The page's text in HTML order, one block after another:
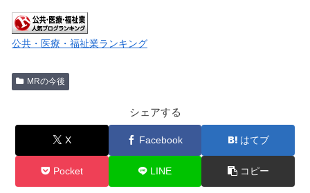
公共・医療・福祉業ランキング
MRの今後
シェアする
X Facebook はてブ
Pocket LINE コピー